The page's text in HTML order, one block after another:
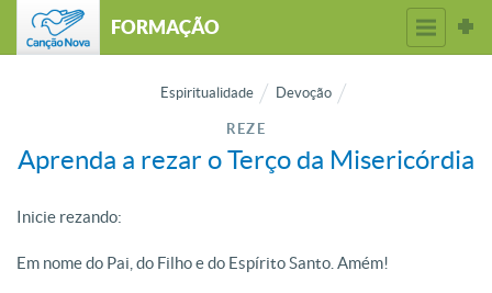
FORMAÇÃO
Espiritualidade Devoção
REZE
Aprenda a rezar o Terço da Misericórdia
Inicie rezando:
Em nome do Pai, do Filho e do Espírito Santo. Amém!